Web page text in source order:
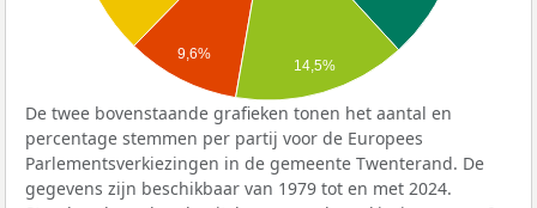
9,6%
14,5%
De twee bovenstaande grafieken tonen het aantal en
percentage stemmen per partij voor de Europees
Parlementsverkiezingen in de gemeente Twenterand. De
gegevens zijn beschikbaar van 1979 tot en met 2024.